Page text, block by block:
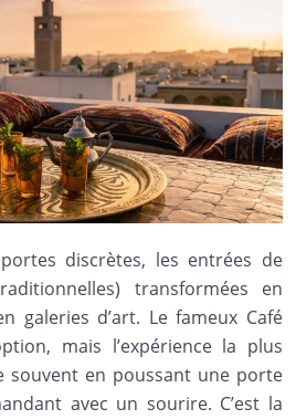
discrètes, les entrées de
transformées en
galeries d’art. Le fameux Café
mais l’expérience la plus
souvent en poussant une porte
avec un sourire. C’est la